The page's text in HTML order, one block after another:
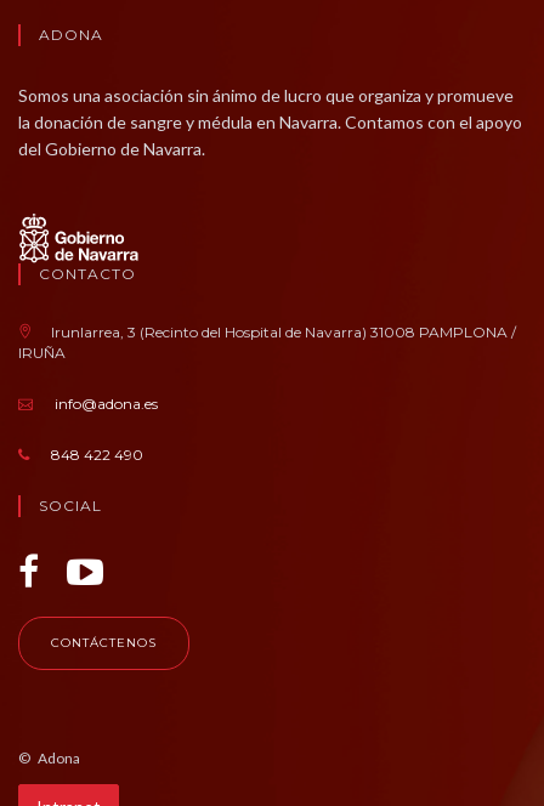
ADONA
Somos una asociación sin ánimo de lucro que organiza y promueve
la donación de sangre y médula en Navarra. Contamos con el apoyo
del Gobierno de Navarra.
CONTACTO
Irunlarrea, 3 (Recinto del Hospital de Navarra) 31008 PAMPLONA /
IRUÑA
info@adona.es
848 422 490
SOCIAL
CONTÁCTENOS
© Adona